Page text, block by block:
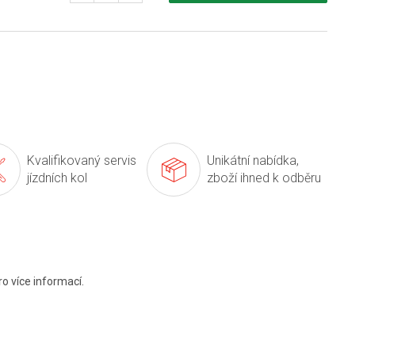
Kvalifikovaný servis
jízdních kol
Unikátní nabídka,
zboží ihned k odběru
více informací.